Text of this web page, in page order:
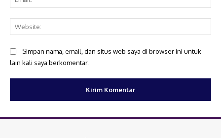
Simpan nama, email, dan situs web saya di browser ini untuk
lain kali saya berkomentar.